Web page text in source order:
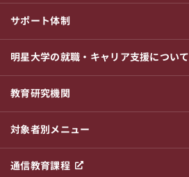
サポート体制
明星大学の就職・キャリア支援について
教育研究機関
対象者別メニュー
通信教育課程